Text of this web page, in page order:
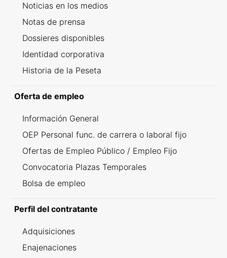
Noticias en los medios
Notas de prensa
Dossieres disponibles
Identidad corporativa
Historia de la Peseta
Oferta de empleo
Información General
OEP Personal func. de carrera o laboral fijo
Ofertas de Empleo Público / Empleo Fijo
Convocatoria Plazas Temporales
Bolsa de empleo
Perfil del contratante
Adquisiciones
Enajenaciones